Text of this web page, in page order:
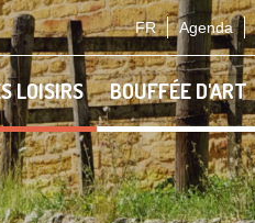
FR Agenda
LOISIRS BOUFFÉE D'ART